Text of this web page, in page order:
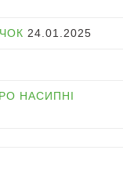
24.01.2025
НАСИПНІ